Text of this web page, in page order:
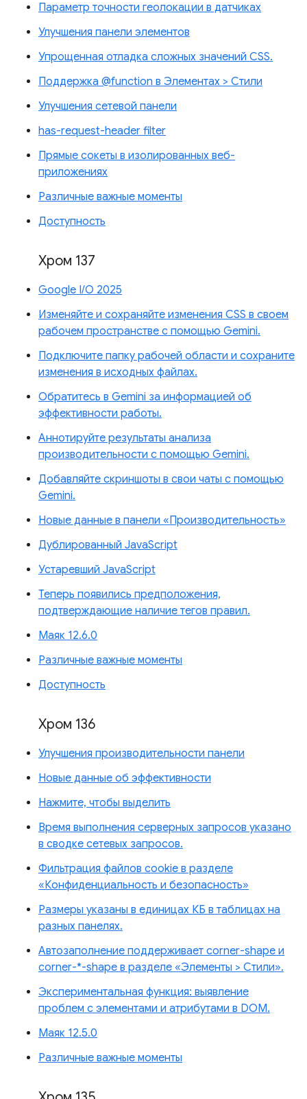
Параметр точности геолокации в датчиках
Улучшения панели элементов
Упрощенная отладка сложных значений CSS.
Поддержка @function в Элементах > Стили
Улучшения сетевой панели
has-request-header filter
Прямые сокеты в изолированных веб-
приложениях
Различные важные моменты
Доступность
Хром 137
Google I/O 2025
Изменяйте и сохраняйте изменения CSS в своем
рабочем пространстве с помощью Gemini.
Подключите папку рабочей области и сохраните
изменения в исходных файлах.
Обратитесь в Gemini за информацией об
эффективности работы.
Аннотируйте результаты анализа
производительности с помощью Gemini.
Добавляйте скриншоты в свои чаты с помощью
Gemini.
Новые данные в панели «Производительность»
Дублированный JavaScript
Устаревший JavaScript
Теперь появились предположения,
подтверждающие наличие тегов правил.
Маяк 12.6.0
Различные важные моменты
Доступность
Хром 136
Улучшения производительности панели
Новые данные об эффективности
Нажмите, чтобы выделить
Время выполнения серверных запросов указано
в сводке сетевых запросов.
Фильтрация файлов cookie в разделе
«Конфиденциальность и безопасность»
Размеры указаны в единицах КБ в таблицах на
разных панелях.
Автозаполнение поддерживает corner-shape и
corner-*-shape в разделе «Элементы > Стили».
Экспериментальная функция: выявление
проблем с элементами и атрибутами в DOM.
Маяк 12.5.0
Различные важные моменты